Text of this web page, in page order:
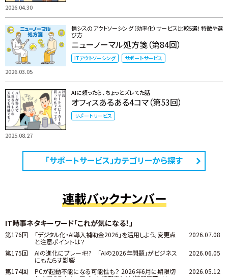
2026.04.30
2026.03.05
情シスのアウトソーシング（効率化）サービス比較5選！特徴や選
び方
ニューノーマル処方箋（第84回）
ITアウトソーシング サポートサービス
2025.08.27
AIに頼ったら、ちょっとズレてた話
オフィスあるある4コマ（第53回）
サポートサービス
「サポートサービス」カテゴリーから探す
連載バックナンバー
IT時事ネタキーワード「これが気になる！」
第176回
「デジタル化・AI導入補助金2026」を活用しよう。変更点
と注意ポイントは？
2026.07.08
第175回
AIの進化にブレーキ!? 「AIの2026年問題」がビジネス
にもたらす影響
2026.06.05
第174回
PCが起動不能になる可能性も？ 2026年6月に期限切
2026.05.12